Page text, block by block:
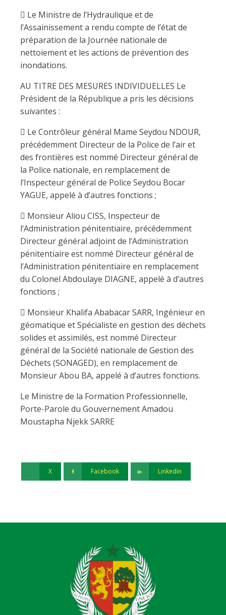
 Le Ministre de l’Hydraulique et de
l’Assainissement a rendu compte de l’état de
préparation de la Journée nationale de
nettoiement et les actions de prévention des
inondations.
AU TITRE DES MESURES INDIVIDUELLES Le
Président de la République a pris les décisions
suivantes :
 Le Contrôleur général Mame Seydou NDOUR,
précédemment Directeur de la Police de l’air et
des frontières est nommé Directeur général de
la Police nationale, en remplacement de
l’Inspecteur général de Police Seydou Bocar
YAGUE, appelé à d’autres fonctions ;
 Monsieur Aliou CISS, Inspecteur de
l’Administration pénitentiaire, précédemment
Directeur général adjoint de l’Administration
pénitentiaire est nommé Directeur général de
l’Administration pénitentiaire en remplacement
du Colonel Abdoulaye DIAGNE, appelé à d’autres
fonctions ;
 Monsieur Khalifa Ababacar SARR, Ingénieur en
géomatique et Spécialiste en gestion des déchets
solides et assimilés, est nommé Directeur
général de la Société nationale de Gestion des
Déchets (SONAGED), en remplacement de
Monsieur Abou BA, appelé à d’autres fonctions.
Le Ministre de la Formation Professionnelle,
Porte-Parole du Gouvernement Amadou
Moustapha Njekk SARRE
X Facebook Linkedin